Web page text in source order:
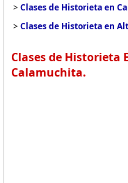
>Clases de Historieta en
>Clases de Historieta en
Clases de Historieta
Calamuchita.